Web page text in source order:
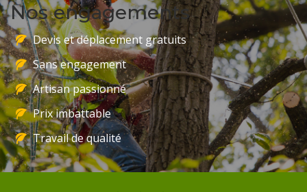
Nos engagements
Devis et déplacement gratuits
Sans engagement
Artisan passionné
Prix imbattable
Travail de qualité